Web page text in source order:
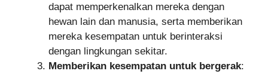
dapat memperkenalkan mereka dengan
hewan lain dan manusia, serta memberikan
mereka kesempatan untuk berinteraksi
dengan lingkungan sekitar.
Memberikan kesempatan untuk bergerak: